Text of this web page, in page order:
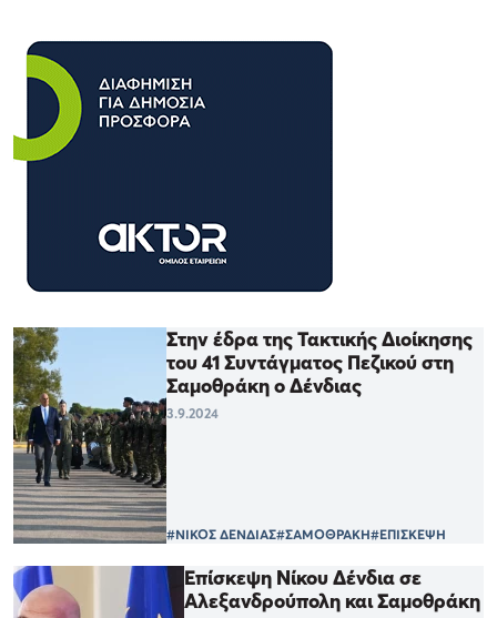
Στην έδρα της Τακτικής Διοίκησης
του 41 Συντάγματος Πεζικού στη
Σαμοθράκη ο Δένδιας
3.9.2024
#ΝΙΚΟΣ ΔΕΝΔΙΑΣ#ΣΑΜΟΘΡΑΚΗ#ΕΠΙΣΚΕΨΗ
Επίσκεψη Νίκου Δένδια σε
Αλεξανδρούπολη και Σαμοθράκη